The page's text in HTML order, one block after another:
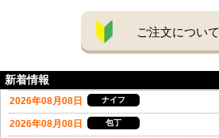
ご注文について
新着情報